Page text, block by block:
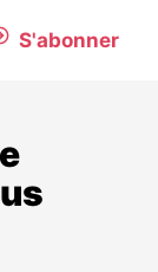
S'abonner